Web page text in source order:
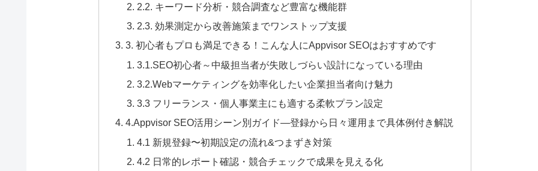
2.2. キーワード分析・競合調査など豊富な機能群
2.3. 効果測定から改善施策までワンストップ支援
3. 初心者もプロも満足できる！こんな人にAppvisor SEOはおすすめです
3.1.SEO初心者～中級担当者が失敗しづらい設計になっている理由
3.2.Webマーケティングを効率化したい企業担当者向け魅力
3.3 フリーランス・個人事業主にも適する柔軟プラン設定
4.Appvisor SEO活用シーン別ガイド―登録から日々運用まで具体例付き解説
4.1 新規登録〜初期設定の流れ&つまずき対策
4.2 日常的レポート確認・競合チェックで成果を見える化